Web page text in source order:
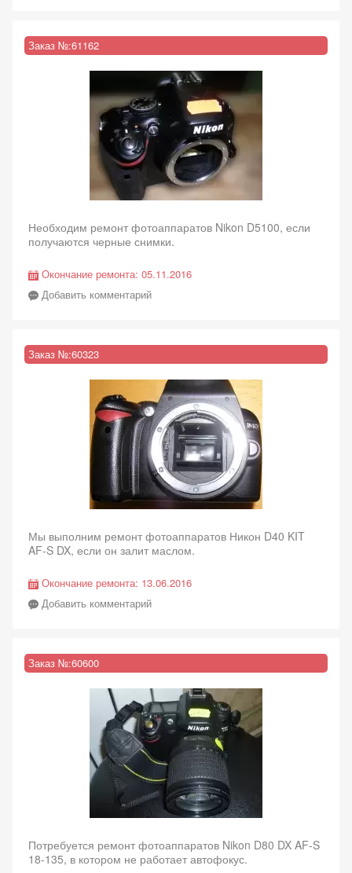
Заказ №:61162
Необходим ремонт фотоаппаратов Nikon D5100, если
получаются черные снимки.
Окончание ремонта: 05.11.2016
Добавить комментарий
Заказ №:60323
Мы выполним ремонт фотоаппаратов Никон D40 KIT
AF-S DX, если он залит маслом.
Окончание ремонта: 13.06.2016
Добавить комментарий
Заказ №:60600
Потребуется ремонт фотоаппаратов Nikon D80 DX AF-S
18-135, в котором не работает автофокус.